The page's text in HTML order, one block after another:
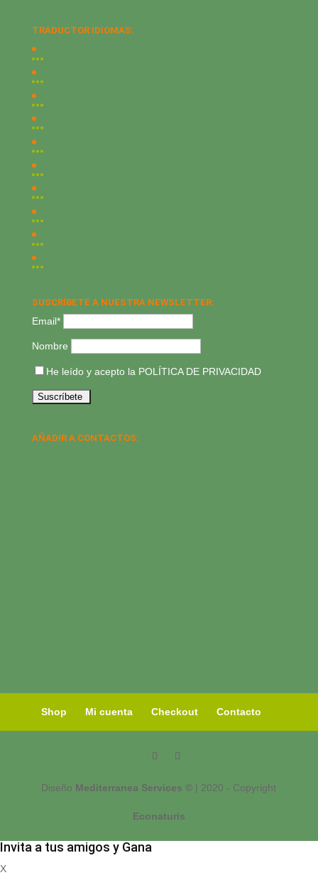
TRADUCTOR IDIOMAS:
SUSCRÍBETE A NUESTRA NEWSLETTER:
Email*
Nombre
He leído y acepto la POLÍTICA DE PRIVACIDAD
AÑADIR A CONTACTOS:
Shop Mi cuenta Checkout Contacto
Diseño Mediterranea Services © | 2020 - Copyright
Econaturis
Invita a tus amigos y Gana
X